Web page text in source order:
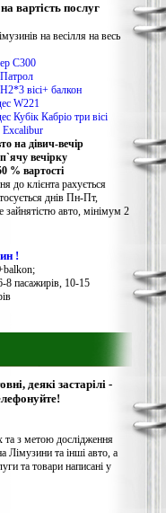
вартість послуг
на весілля на весь
С300
вісі+ балкон
W221
Кубік Кабріо три вісі
на дівич-вечір
вечірку
% вартості
до клієнта рахується
днів Пн-Пт,
зайнятістю авто, мінімум 2
!
пасажирів, 10-15
деякі застарілі -
та з метою дослідження
Лімузини та інші авто, а
та товари написані у